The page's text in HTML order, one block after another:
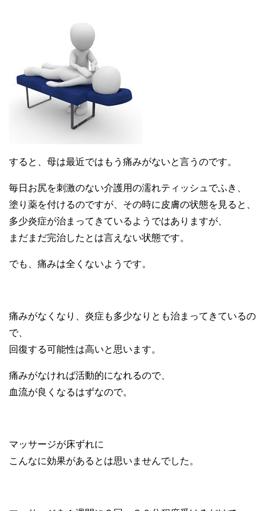
すると、母は最近ではもう痛みがないと言うのです。
毎日お尻を刺激のない介護用の濡れティッシュでふき、
塗り薬を付けるのですが、その時に皮膚の状態を見ると、
多少炎症が治まってきているようではありますが、
まだまだ完治したとは言えない状態です。
でも、痛みは全くないようです。
痛みがなくなり、炎症も多少なりとも治まってきているの
で、
回復する可能性は高いと思います。
痛みがなければ活動的になれるので、
血流が良くなるはずなので。
マッサージが床ずれに
こんなに効果があるとは思いませんでした。